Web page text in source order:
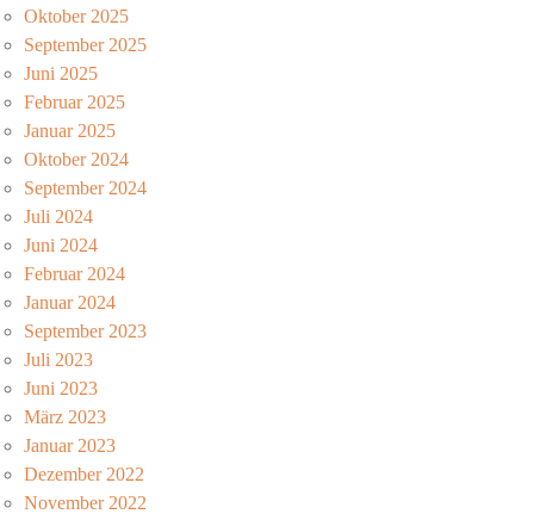
Oktober 2025
September 2025
Juni 2025
Februar 2025
Januar 2025
Oktober 2024
September 2024
Juli 2024
Juni 2024
Februar 2024
Januar 2024
September 2023
Juli 2023
Juni 2023
März 2023
Januar 2023
Dezember 2022
November 2022